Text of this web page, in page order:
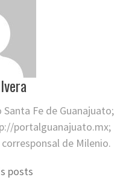
Fe de Guanajuato;
portalguanajuato.mx;
de Milenio.
posts